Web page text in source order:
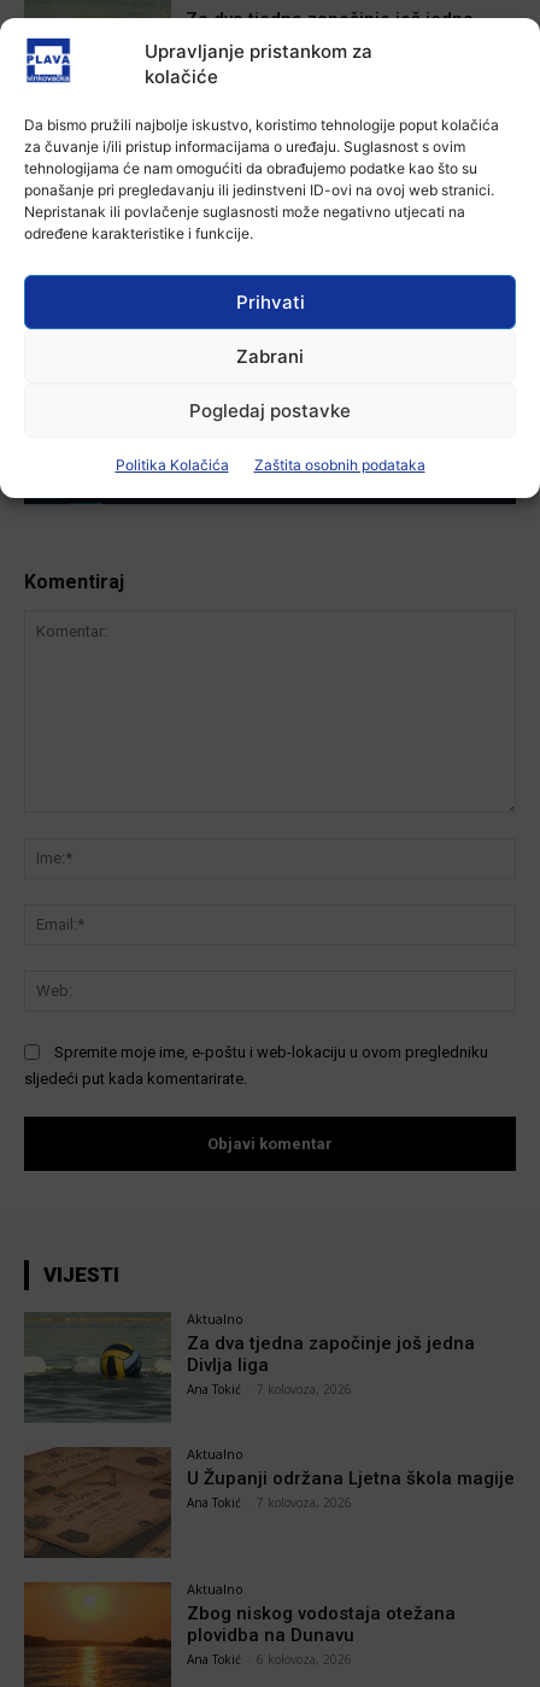
Upravljanje pristankom za
kolačiće
Da bismo pružili najbolje iskustvo, koristimo tehnologije poput kolačića
za čuvanje i/ili pristup informacijama o uređaju. Suglasnost s ovim
tehnologijama će nam omogućiti da obrađujemo podatke kao što su
ponašanje pri pregledavanju ili jedinstveni ID-ovi na ovoj web stranici.
Nepristanak ili povlačenje suglasnosti može negativno utjecati na
određene karakteristike i funkcije.
Prihvati
Zabrani
Pogledaj postavke
Politika Kolačića Zaštita osobnih podataka
Za dva tjedna započinje još jedna
Divlja liga
7 kolovoza, 2026
Aktualno
U Županji održana Ljetna škola magije
7 kolovoza, 2026
plovidba na Dunavu
6 kolovoza, 2026
Komentiraj
Spremite moje ime, e-poštu i web-lokaciju u ovom pregledniku
sljedeći put kada komentarirate.
VIJESTI
Aktualno
Za dva tjedna započinje još jedna
Divlja liga
Ana Tokić 7 kolovoza, 2026
Aktualno
U Županji održana Ljetna škola magije
Ana Tokić 7 kolovoza, 2026
Aktualno
Zbog niskog vodostaja otežana
plovidba na Dunavu
Ana Tokić 6 kolovoza, 2026